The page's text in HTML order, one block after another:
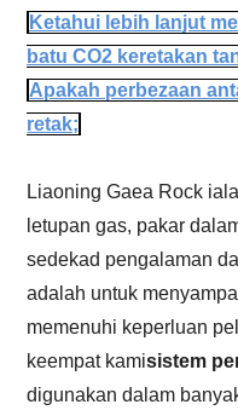
Ketahui lebih lanjut
batu CO2 keretakan
Apakah perbezaan
retak;
Liaoning Gaea Rock
letupan gas, pakar
sedekad pengalaman
adalah untuk
memenuhi keperluan
keempat kamisistem
digunakan dalam